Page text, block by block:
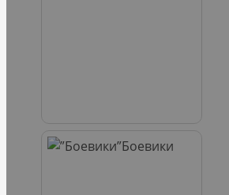
Боевики